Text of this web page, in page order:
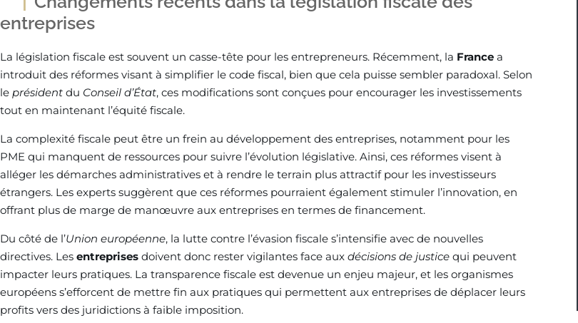
entreprises
La législation fiscale est souvent un casse-tête pour les entrepreneurs. Récemment, la France a
introduit des réformes visant à simplifier le code fiscal, bien que cela puisse sembler paradoxal. Selon
le président du Conseil d’État, ces modifications sont conçues pour encourager les investissements
tout en maintenant l’équité fiscale.
La complexité fiscale peut être un frein au développement des entreprises, notamment pour les
PME qui manquent de ressources pour suivre l’évolution législative. Ainsi, ces réformes visent à
alléger les démarches administratives et à rendre le terrain plus attractif pour les investisseurs
étrangers. Les experts suggèrent que ces réformes pourraient également stimuler l’innovation, en
offrant plus de marge de manœuvre aux entreprises en termes de financement.
Du côté de l’Union européenne, la lutte contre l’évasion fiscale s’intensifie avec de nouvelles
directives. Les entreprises doivent donc rester vigilantes face aux décisions de justice qui peuvent
impacter leurs pratiques. La transparence fiscale est devenue un enjeu majeur, et les organismes
européens s’efforcent de mettre fin aux pratiques qui permettent aux entreprises de déplacer leurs
profits vers des juridictions à faible imposition.